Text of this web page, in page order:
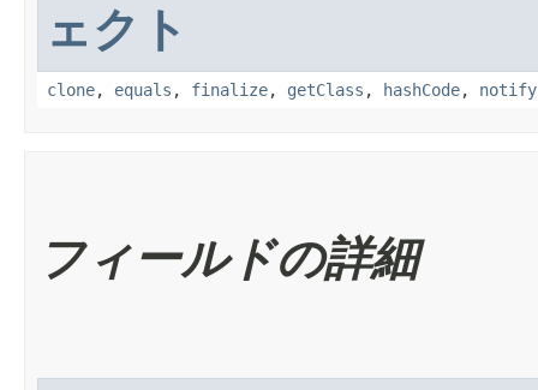
ェクト
clone, equals , finalize, getClass , hashCode, notify
フィールドの詳細